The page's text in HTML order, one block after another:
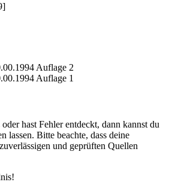
Auflage 2
Auflage 1
hast Fehler entdeckt, dann kannst du
lassen. Bitte beachte, dass deine
und geprüften Quellen